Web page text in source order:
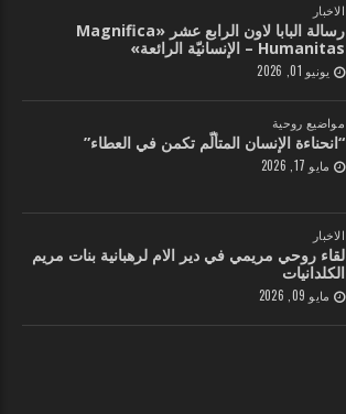
الاخبار
رسالة البابا لاون الرابع عشر «Magnifica
Humanitas – الإنسانيّة الرائعة»
يونيو 01, 2026
مواضيع روحية
“انحناءة الإنسان المتألّم تكمن في العطاء”
مايو 17, 2026
الاخبار
لقاء روحي مريمي في دير الام لرهبانية بنات مريم
الكلدانيات
مايو 09, 2026